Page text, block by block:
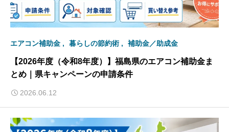
エアコン補助金 暮らしの節約術 補助金／助成金
【2026年度（令和8年度）】福島県のエアコン補助金ま
とめ｜県キャンペーンの申請条件
2026.06.12